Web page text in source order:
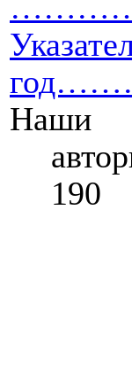
Наши
190